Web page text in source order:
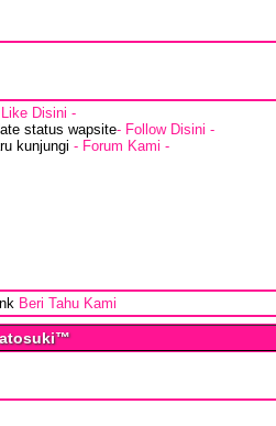
Disini -
status wapsite- Follow Disini -
kunjungi - Forum Kami -
Beri Tahu Kami